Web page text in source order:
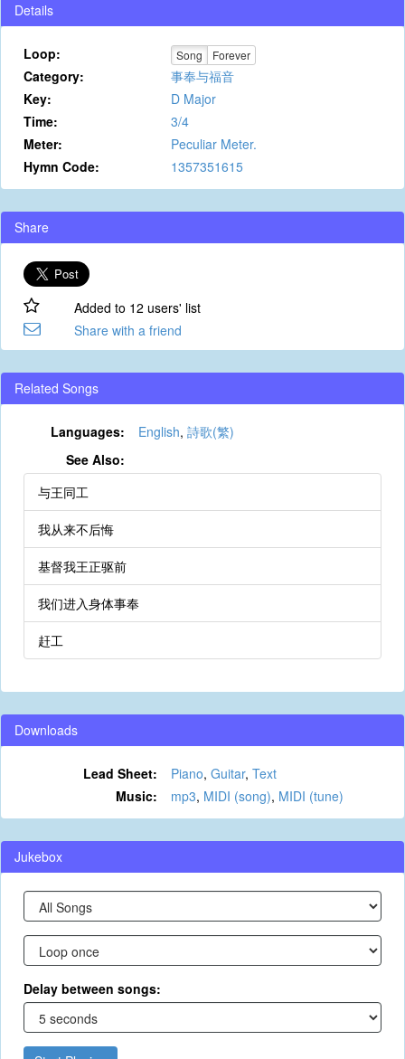
Details
Loop: Song Forever
Category:
事奉与福音
Key:
D Major
Time:
3/4
Meter:
Peculiar Meter.
Hymn Code:
1357351615
Share
Added to 12 users' list
Share with a friend
Related Songs
Languages: English, 詩歌(繁)
See Also:
与王同工
我从来不后悔
基督我王正驱前
我们进入身体事奉
赶工
Downloads
Lead Sheet: Piano, Guitar, Text
Music:
mp3, MIDI (song), MIDI (tune)
Jukebox
Delay between songs: